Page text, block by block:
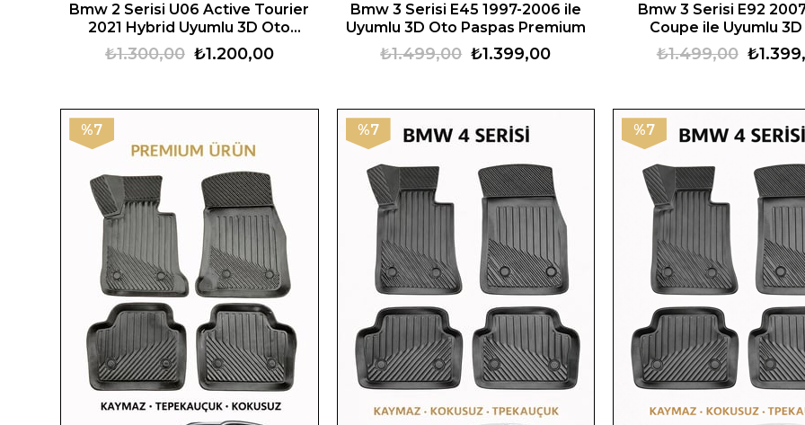
Bmw 2 Serisi U06 Active Tourier
2021 Hybrid Uyumlu 3D Oto
Paspas Premium
₺1.200,00
₺1.300,00
Bmw 3 Serisi E45 1997-2006 ile
Uyumlu 3D Oto Paspas Premium
₺1.399,00
₺1.499,00
Bmw 3 Serisi E92
Coupe ile Uyumlu
Paspas Premium
₺1.499,00
%7 %7 %7